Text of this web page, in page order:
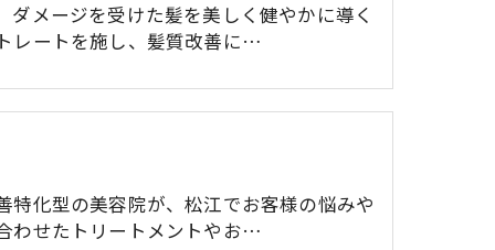
ダメージを受けた髪を美しく健やかに導く
レートを施し、髪質改善に…
特化型の美容院が、松江でお客様の悩みや
わせたトリートメントやお…